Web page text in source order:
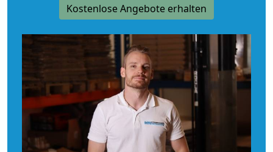
Kostenlose Angebote erhalten